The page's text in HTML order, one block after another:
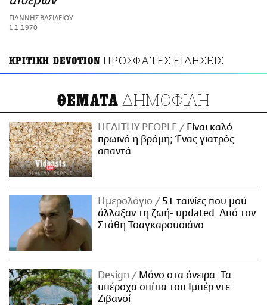
ΑΜΠΑ
PRINT
ΓΙΑΝΝΗΣ ΒΑΣΙΛΕΙΟΥ
1.1.1970
ΚΡΙΤΙΚΗ DEVOTION ΠΡΟΣΦΑΤΕΣ ΕΙΔΗΣΕΙΣ
ΘΕΜΑΤΑ ΔΗΜΟΦΙΛΗ
HEALTHY PEOPLE
Είναι καλό
πρωινό η βρόμη; Ένας γιατρός
απαντά
Ημερολόγιο
51 ταινίες που μού
άλλαξαν τη ζωή- updated. Aπό τον
Στάθη Τσαγκαρουσιάνο
Design
Μόνο στα όνειρα: Τα
υπέροχα σπίτια του Ιμπέρ ντε
Ζιβανσί